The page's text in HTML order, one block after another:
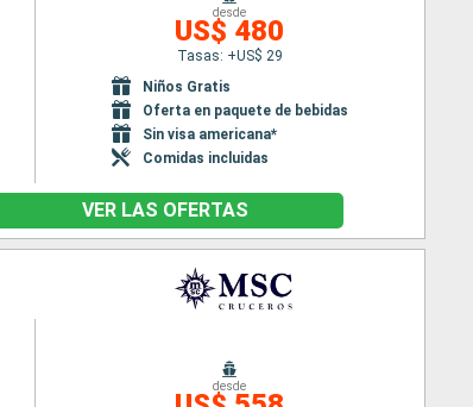
desde
US$ 480
Tasas: +US$ 29
Niños Gratis
Oferta en paquete de bebidas
Sin visa americana*
Comidas incluidas
VER LAS OFERTAS
desde